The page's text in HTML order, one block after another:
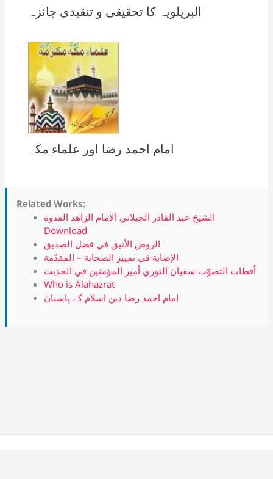
البریلویہ کا تحقیقی و تنقیدی جائزہ
امام احمد رضا اور علماء مکہ
Related Works:
الشيخ عبد القادر الجيلاني الإمام الزاهد القدوة
Download
الروض الأنيق في فضل الصديق
الإصابة في تمييز الصحابة – المقدّمة
أقطاب التصوّب سفيان الثوري أمير المؤمنين في الحديث
Who is Alahazrat
امام احمد رضا دین اسلام کے پاسبان